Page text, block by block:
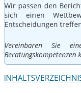
Wir passen den
sich einen
Entscheidungen
Vereinbaren Sie
Beratungskompetenzen